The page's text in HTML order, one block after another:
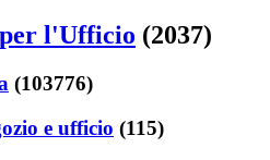
per l'Ufficio (2037)
(103776)
e ufficio (115)